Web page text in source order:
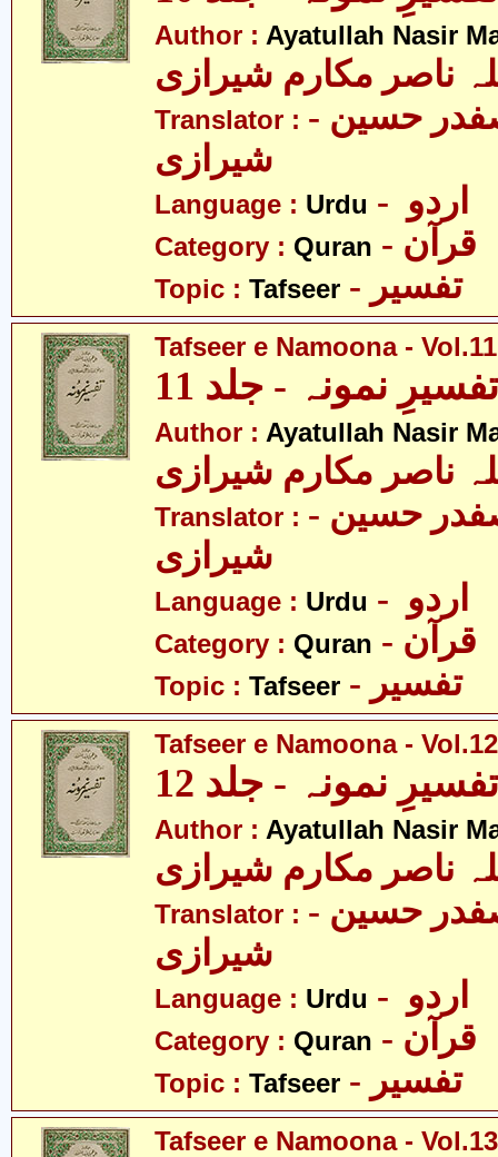
Author : Ayatullah Nasir
ناصر مکارم شیرازی
Translator : - مولانا سید صفدر حسین
شیرازی
Language : Urdu
Category : Quran - قرآن
Topic : Tafseer - تفسیر
Tafseer e Namoona - Vol.11
تفسیرِ نمونہ - جلد 11
Author : Ayatullah Nasir
ناصر مکارم شیرازی
Translator : - مولانا سید صفدر حسین
شیرازی
Language : Urdu
Category : Quran - قرآن
Topic : Tafseer - تفسیر
Tafseer e Namoona - Vol.12
تفسیرِ نمونہ - جلد 12
Author : Ayatullah Nasir
ناصر مکارم شیرازی
Translator : - مولانا سید صفدر حسین
شیرازی
Language : Urdu
Category : Quran - قرآن
Topic : Tafseer - تفسیر
Tafseer e Namoona - Vol.13